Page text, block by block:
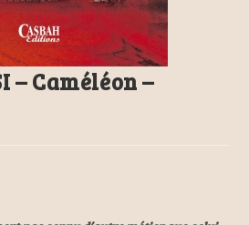
– Caméléon –